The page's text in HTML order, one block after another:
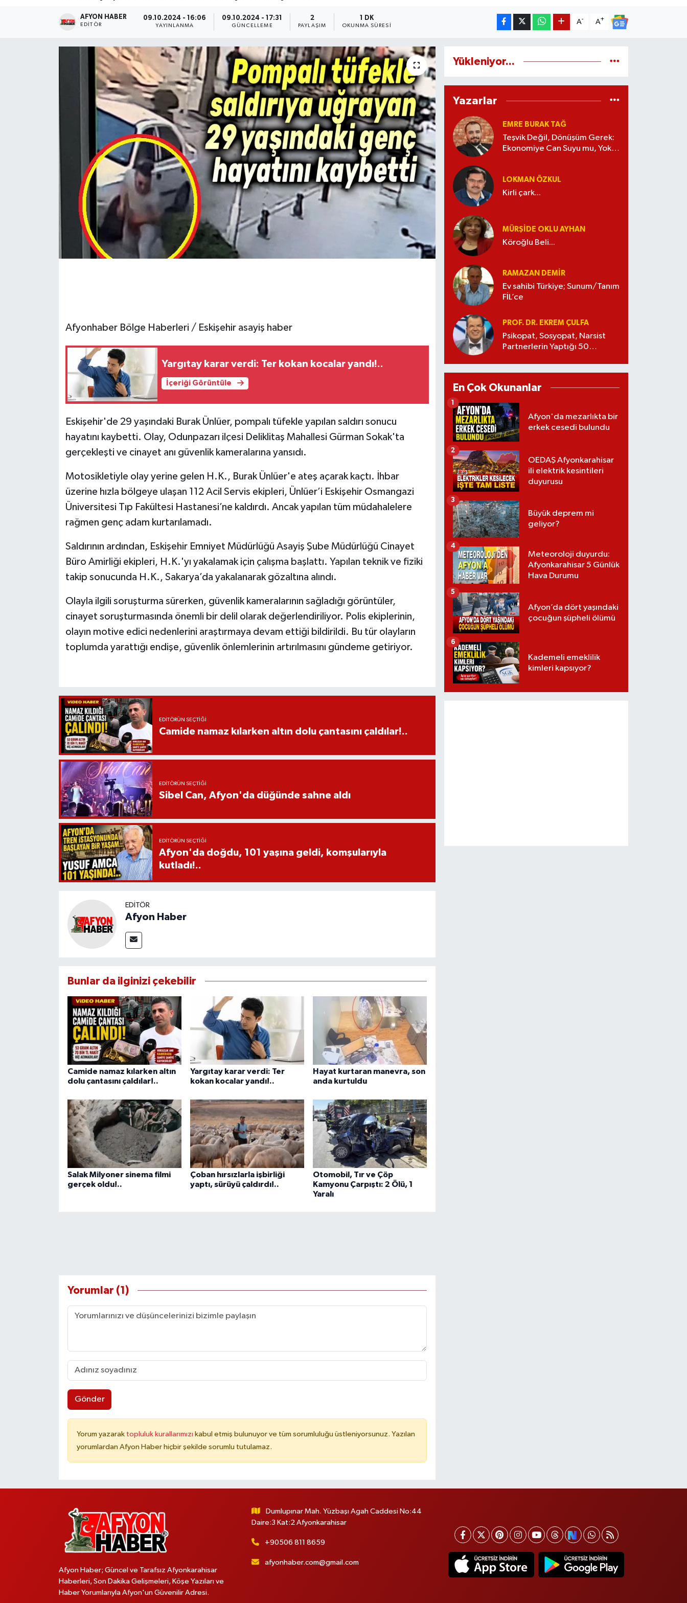
AFYON HABER
EDITÖR
09.10.2024 - 16:06
YAYINLANMA
09.10.2024 - 17:31
GÜNCELLEME
2
PAYLAŞIM
1 DK
OKUNMA SÜRESI
A- A+
Afyonhaber Bölge Haberleri / Eskişehir asayiş haber
Yargıtay karar verdi: Ter kokan kocalar yandı!..
İçeriği Görüntüle
Eskişehir'de 29 yaşındaki Burak Ünlüer, pompalı tüfekle yapılan saldırı sonucu
hayatını kaybetti. Olay, Odunpazarı ilçesi Deliklitaş Mahallesi Gürman Sokak'ta
gerçekleşti ve cinayet anı güvenlik kameralarına yansıdı.
Motosikletiyle olay yerine gelen H.K., Burak Ünlüer'e ateş açarak kaçtı. İhbar
üzerine hızla bölgeye ulaşan 112 Acil Servis ekipleri, Ünlüer’i Eskişehir Osmangazi
Üniversitesi Tıp Fakültesi Hastanesi’ne kaldırdı. Ancak yapılan tüm müdahalelere
rağmen genç adam kurtarılamadı.
Saldırının ardından, Eskişehir Emniyet Müdürlüğü Asayiş Şube Müdürlüğü Cinayet
Büro Amirliği ekipleri, H.K.'yı yakalamak için çalışma başlattı. Yapılan teknik ve fiziki
takip sonucunda H.K., Sakarya’da yakalanarak gözaltına alındı.
Olayla ilgili soruşturma sürerken, güvenlik kameralarının sağladığı görüntüler,
cinayet soruşturmasında önemli bir delil olarak değerlendiriliyor. Polis ekiplerinin,
olayın motive edici nedenlerini araştırmaya devam ettiği bildirildi. Bu tür olayların
toplumda yarattığı endişe, güvenlik önlemlerinin artırılmasını gündeme getiriyor.
EDITÖRÜN SEÇTIĞI
Camide namaz kılarken altın dolu çantasını çaldılar!..
EDITÖRÜN SEÇTIĞI
Sibel Can, Afyon'da düğünde sahne aldı
EDITÖRÜN SEÇTIĞI
Afyon'da doğdu, 101 yaşına geldi, komşularıyla
kutladı!..
EDITÖR
Afyon Haber
Bunlar da ilginizi çekebilir
Camide namaz kılarken altın
dolu çantasını çaldılar!..
Yargıtay karar verdi: Ter
kokan kocalar yandı!..
Hayat kurtaran manevra, son
anda kurtuldu
Salak Milyoner sinema filmi
gerçek oldu!..
Çoban hırsızlarla işbirliği
yaptı, sürüyü çaldırdı!..
Otomobil, Tır ve Çöp
Kamyonu Çarpıştı: 2 Ölü, 1
Yaralı
Yorumlar (1)
Gönder
Yorum yazarak topluluk kurallarımızı kabul etmiş bulunuyor ve tüm sorumluluğu üstleniyorsunuz. Yazılan
yorumlardan Afyon Haber hiçbir şekilde sorumlu tutulamaz.
Yükleniyor...
Yazarlar
EMRE BURAK TAĞ
Teşvik Değil, Dönüşüm Gerek:
Ekonomiye Can Suyu mu, Yoksa
LOKMAN ÖZKUL
Kirli çark...
MÜRŞIDE OKLU AYHAN
Köroğlu Beli...
RAMAZAN DEMİR
Ev sahibi Türkiye; Sunum/Tanım
FİL’ce
PROF. DR. EKREM ÇULFA
Psikopat, Sosyopat, Narsist
Partnerlerin Yaptığı 50
En Çok Okunanlar
Afyon'da mezarlıkta bir
erkek cesedi bulundu
1
OEDAŞ Afyonkarahisar
ili elektrik kesintileri
duyurusu
2
Büyük deprem mi
geliyor?
3
Meteoroloji duyurdu:
Afyonkarahisar 5 Günlük
Hava Durumu
4
Afyon’da dört yaşındaki
çocuğun şüpheli ölümü
5
Kademeli emeklilik
kimleri kapsıyor?
6
Afyon Haber; Güncel ve Tarafsız Afyonkarahisar
Haberleri, Son Dakika Gelişmeleri, Köşe Yazıları ve
Haber Yorumlarıyla Afyon'un Güvenilir Adresi.
Dumlupınar Mah. Yüzbaşı Agah Caddesi No:44
Daire:3 Kat:2 Afyonkarahisar
+90506 811 8659
afyonhaber.com@gmail.com
Magazin